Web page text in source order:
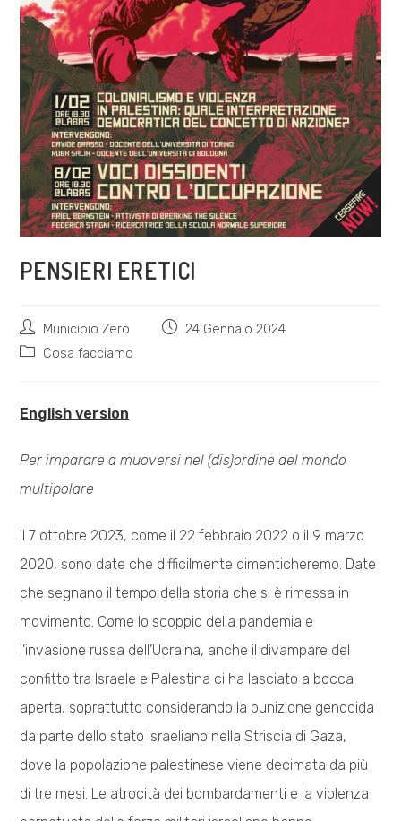
PENSIERI ERETICI
Autore
dell'articolo:
Municipio Zero
Articolo24 Gennaio 2024
Categoria
Cosa facciamo
English version
Per imparare a muoversi nel (dis)ordine del mondo
multipolare
Il 7 ottobre 2023, come il 22 febbraio 2022 o il 9 marzo
2020, sono date che difficilmente dimenticheremo. Date
che segnano il tempo della storia che si è rimessa in
movimento. Come lo scoppio della pandemia e
l’invasione russa dell’Ucraina, anche il divampare del
confitto tra Israele e Palestina ci ha lasciato a bocca
aperta, soprattutto considerando la punizione genocida
da parte dello stato israeliano nella Striscia di Gaza,
dove la popolazione palestinese viene decimata da più
di tre mesi. Le atrocità dei bombardamenti e la violenza